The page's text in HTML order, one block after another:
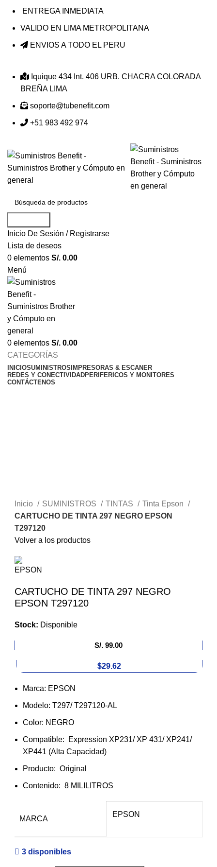
ENTREGA INMEDIATA
VALIDO EN LIMA METROPOLITANA
ENVIOS A TODO EL PERU
Iquique 434 Int. 406 URB. CHACRA COLORADA
BREÑA LIMA
soporte@tubenefit.com
+51 983 492 974
Inicio De Sesión / Registrarse
Lista de deseos
0 elementos S/. 0.00
Menú
0 elementos S/. 0.00
CATEGORÍAS
INICIOSUMINISTROS IMPRESORAS & ESCANER
REDES Y CONECTIVIDADPERIFERICOS Y MONITORES
CONTÁCTENOS
Inicio SUMINISTROS TINTAS
Tinta Epson
CARTUCHO DE TINTA 297 NEGRO EPSON
T297120
Volver a los productos
CARTUCHO DE TINTA 297 NEGRO
EPSON T297120
Stock: Disponible
S/. 99.00
$29.62
Marca: EPSON
Modelo: T297/ T297120-AL
Color: NEGRO
Compatible: Expression XP231/ XP 431/ XP241/
XP441 (Alta Capacidad)
Producto: Original
Contenido: 8 MILILITROS
MARCA
EPSON
3 disponibles